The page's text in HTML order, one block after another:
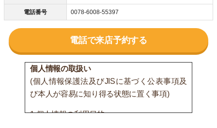
電話番号 0078-6008-55397
電話で来店予約する
個人情報の取扱い
(個人情報保護法及びJISに基づく公表事項及
び本人が容易に知り得る状態に置く事項)
1.個人情報の利用目的